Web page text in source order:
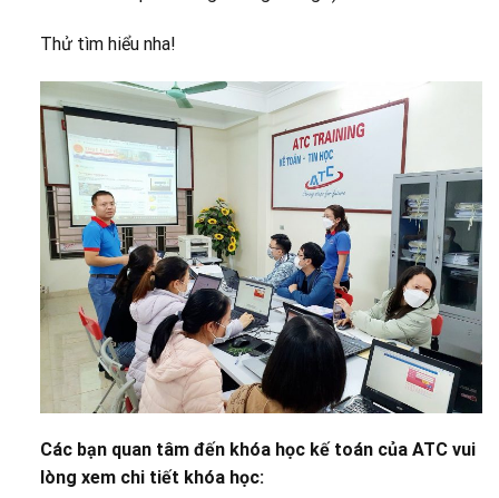
Thử tìm hiểu nha!
Các bạn quan tâm đến khóa học kế toán của ATC vui
lòng xem chi tiết khóa học: